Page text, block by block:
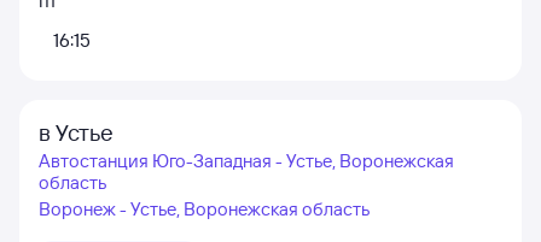
16:15
в Устье
Автостанция Юго-Западная - Устье, Воронежская
область
Воронеж - Устье, Воронежская область